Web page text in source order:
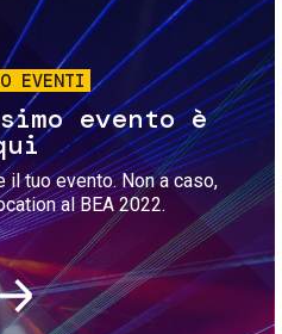
EVENTI
evento è
il tuo evento. Non a caso,
al BEA 2022.